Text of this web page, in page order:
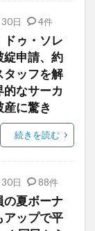
日 4件
ドゥ・ソレ
綻申請、約
タッフを解
なサーカ
産に驚き
続きを読む
日 88件
の夏ボーナ
アップで平